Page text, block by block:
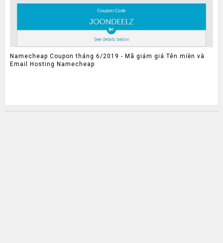
Namecheap Coupon tháng 6/2019 - Mã giảm giá Tên miền và
Email Hosting Namecheap